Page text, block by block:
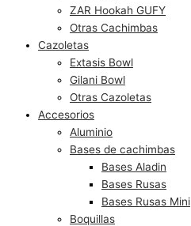
ZAR Hookah GUFY
Otras Cachimbas
Cazoletas
Extasis Bowl
Gilani Bowl
Otras Cazoletas
Accesorios
Aluminio
Bases de cachimbas
Bases Aladin
Bases Rusas
Bases Rusas Mini
Boquillas